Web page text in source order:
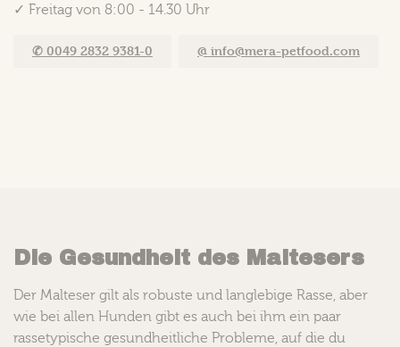
✓ Freitag von 8:00 - 14.30 Uhr
✆ 0049 2832 9381-0 @ info@mera-petfood.com
Die Gesundheit des Maltesers
Der Malteser gilt als robuste und langlebige Rasse, aber
wie bei allen Hunden gibt es auch bei ihm ein paar
rassetypische gesundheitliche Probleme, auf die du